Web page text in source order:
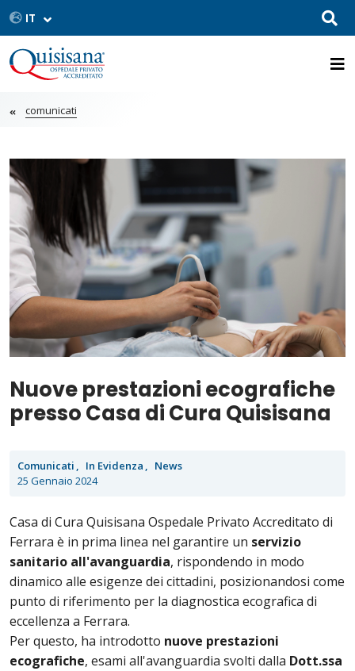
comunicati
Nuove prestazioni ecografiche
presso Casa di Cura Quisisana
Comunicati In Evidenza
News
25 Gennaio 2024
Casa di Cura Quisisana Ospedale Privato Accreditato di
Ferrara è in prima linea nel garantire un servizio
sanitario all'avanguardia, rispondendo in modo
dinamico alle esigenze dei cittadini, posizionandosi come
punto di riferimento per la diagnostica ecografica di
eccellenza a Ferrara.
Per questo, ha introdotto nuove prestazioni
ecografiche, esami all'avanguardia svolti dalla Dott.ssa